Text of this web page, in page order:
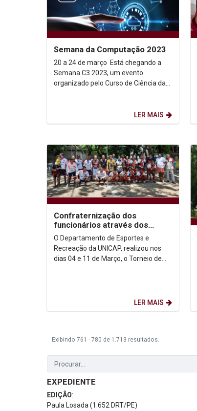
Semana da Computação 2023
20 a 24 de março Está chegando a
Semana C3 2023, um evento
organizado pelo Curso de Ciência da
LER MAIS
Confraternização dos
funcionários através dos
Esportes
O Departamento de Esportes e
Recreação da UNICAP, realizou nos
dias 04 e 11 de Março, o Torneio de
LER MAIS
Exibindo 761 - 780 de 1.713 resultados.
EXPEDIENTE
EDIÇÃO:
Paula Losada (1.652 DRT/PE)